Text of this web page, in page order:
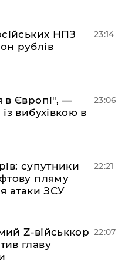
НПЗ
рублів
23:14
в Європі", —
вибухівкою в
23:06
супутники
пляму
атаки ЗСУ
22:21
Z-військкор
главу
22:07